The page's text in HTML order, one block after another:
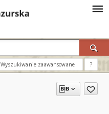
Wyszukiwanie zaawansowane ?